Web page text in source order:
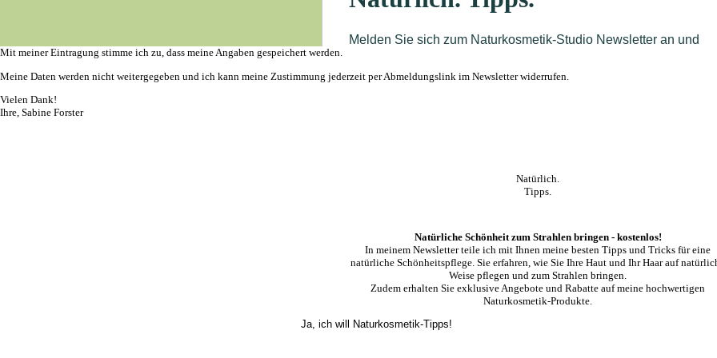
Mit meiner Eintragung stimme ich zu, dass meine Angaben gespeichert werden.
Meine Daten werden nicht weitergegeben und ich kann meine Zustimmung jederzeit per Abmeldungslink im Newsletter widerrufen.
Vielen Dank!
Ihre, Sabine Forster
Natürlich.
Tipps.
Natürliche Schönheit zum Strahlen bringen - kostenlos!
In meinem Newsletter teile ich mit Ihnen meine besten Tipps und Tricks für eine
natürliche Schönheitspflege. Sie erfahren, wie Sie Ihre Haut und Ihr Haar auf
Weise pflegen und zum Strahlen bringen.
Zudem erhalten Sie exklusive Angebote und Rabatte auf meine hochwertigen
Naturkosmetik-Produkte.
Ja, ich will Naturkosmetik-Tipps!